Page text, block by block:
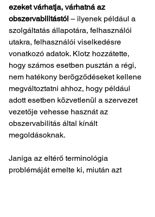
ezeket várhatja, várhatná az
obszervabilitástól – ilyenek például a
szolgáltatás állapotára, felhasználói
utakra, felhasználói viselkedésre
vonatkozó adatok. Klotz hozzátette,
hogy számos esetben pusztán a régi,
nem hatékony berögződéseket kellene
megváltoztatni ahhoz, hogy például
adott esetben közvetlenül a szervezet
vezetője vehesse hasznát az
obszervabilitás által kínált
megoldásoknak.
Janiga az eltérő terminológia
problémáját emelte ki, miután azt